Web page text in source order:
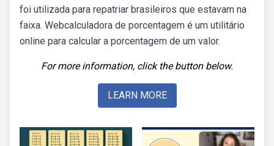
foi utilizada para repatriar brasileiros que estavam na
faixa. Webcalculadora de porcentagem é um utilitário
online para calcular a porcentagem de um valor.
For more information, click the button below.
LEARN MORE